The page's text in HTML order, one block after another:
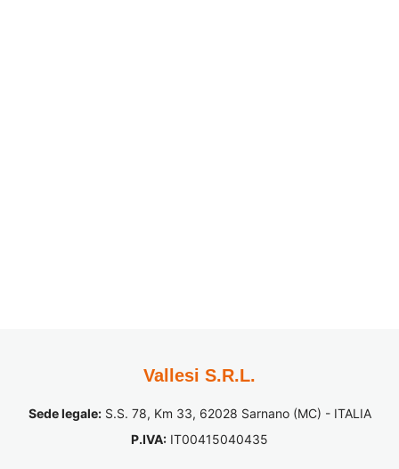
Vallesi S.R.L.
Sede legale:S.S. 78, Km 33, 62028 Sarnano (MC) - ITALIA
P.IVA: IT00415040435